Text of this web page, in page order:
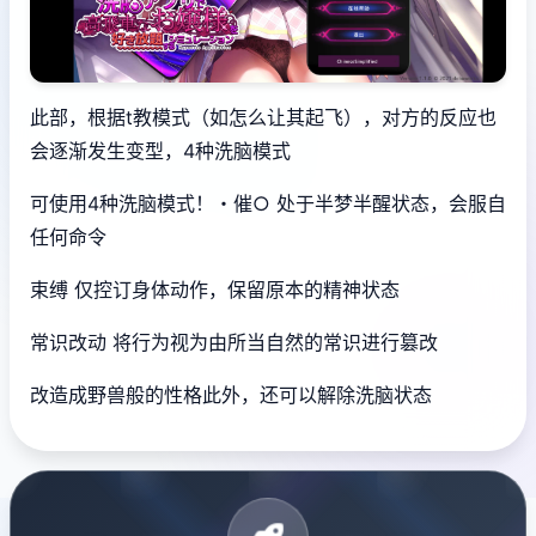
此部，根据t教模式（如怎么让其起飞），对方的反应也
会逐渐发生变型，4种洗脑模式
可使用4种洗脑模式！・催○ 处于半梦半醒状态，会服自
任何命令
束缚 仅控订身体动作，保留原本的精神状态
常识改动 将行为视为由所当自然的常识进行篡改
改造成野兽般的性格此外，还可以解除洗脑状态